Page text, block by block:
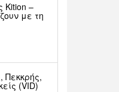
Kition –
με τη
Πεκκρής,
(VID)